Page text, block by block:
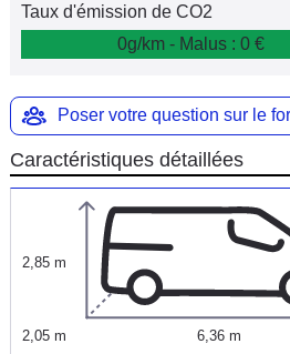
Taux d'émission de CO2
0g/km - Malus : 0 €
Poser votre question sur le
Caractéristiques détaillées
2,85 m
2,05 m 6,36 m